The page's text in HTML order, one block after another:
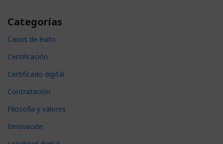
Categorías
Casos de éxito
Certificación
Certificado digital
Contratación
Filosofía y valores
Innovación